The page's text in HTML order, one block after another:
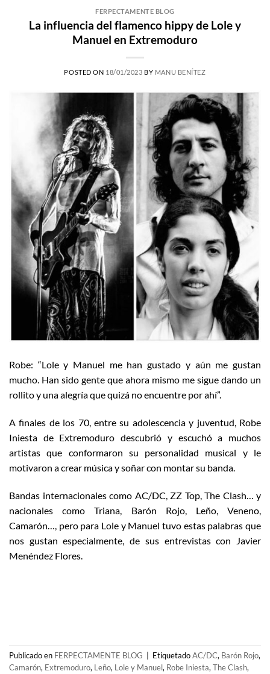
FERPECTAMENTE BLOG
La influencia del flamenco hippy de Lole y
Manuel en Extremoduro
POSTED ON 18/01/2023 BY MANU BENÍTEZ
Robe: “Lole y Manuel me han gustado y aún me gustan
mucho. Han sido gente que ahora mismo me sigue dando un
rollito y una alegría que quizá no encuentre por ahí”.
A finales de los 70, entre su adolescencia y juventud, Robe
Iniesta de Extremoduro descubrió y escuchó a muchos
artistas que conformaron su personalidad musical y le
motivaron a crear música y soñar con montar su banda.
Bandas internacionales como AC/DC, ZZ Top, The Clash… y
nacionales como Triana, Barón Rojo, Leño, Veneno,
Camarón…, pero para Lole y Manuel tuvo estas palabras que
nos gustan especialmente, de sus entrevistas con Javier
Menéndez Flores.
Publicado en FERPECTAMENTE BLOG EtiquetadoAC/DC, Barón Rojo,
Camarón, Extremoduro, Leño, Lole y Manuel, Robe Iniesta,The Clash,